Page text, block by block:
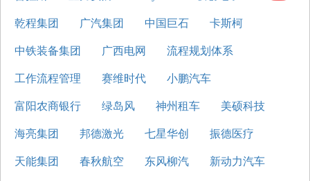
乾程集团 广汽集团 中国巨石 卡斯柯
中铁装备集团 广西电网 流程规划体系
工作流程管理 赛维时代 小鹏汽车
富阳农商银行 绿岛风 神州租车 美硕科技
海亮集团 邦德激光 七星华创 振德医疗
天能集团 春秋航空 东风柳汽 新动力汽车